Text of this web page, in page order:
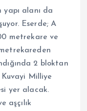
alanı da
Eserde; A
metrekare ve
2 bloktan
Milliye
yer alacak.
aşçılık